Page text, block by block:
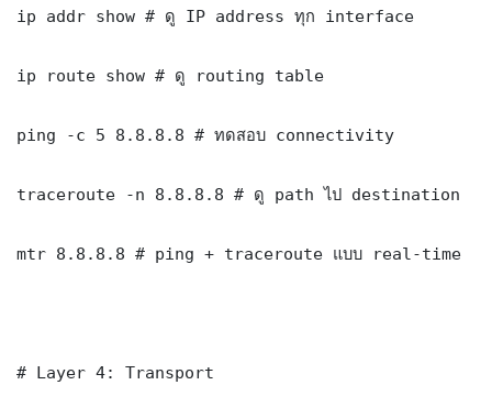
ip addr show # ดู IP address ทุก interface
ip route show # ดู routing table
ping -c 5 8.8.8.8 # ทดสอบ connectivity
traceroute -n 8.8.8.8 # ดู path ไป destination
mtr 8.8.8.8 # ping + traceroute แบบ real-time
# Layer 4: Transport